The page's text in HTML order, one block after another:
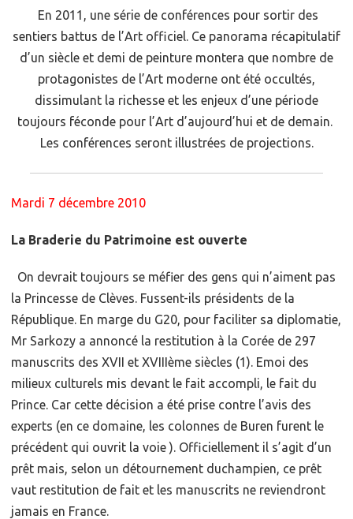
En 2011, une série de conférences pour sortir des
sentiers battus de l’Art officiel. Ce panorama récapitulatif
d’un siècle et demi de peinture montera que nombre de
protagonistes de l’Art moderne ont été occultés,
dissimulant la richesse et les enjeux d’une période
toujours féconde pour l’Art d’aujourd’hui et de demain.
Les conférences seront illustrées de projections.
Mardi 7 décembre 2010
La Braderie du Patrimoine est ouverte
On devrait toujours se méfier des gens qui n’aiment pas
la Princesse de Clèves. Fussent-ils présidents de la
République. En marge du G20, pour faciliter sa diplomatie,
Mr Sarkozy a annoncé la restitution à la Corée de 297
manuscrits des XVII et XVIIIème siècles (1). Emoi des
milieux culturels mis devant le fait accompli, le fait du
Prince. Car cette décision a été prise contre l’avis des
experts (en ce domaine, les colonnes de Buren furent le
précédent qui ouvrit la voie ). Officiellement il s’agit d’un
prêt mais, selon un détournement duchampien, ce prêt
vaut restitution de fait et les manuscrits ne reviendront
jamais en France.